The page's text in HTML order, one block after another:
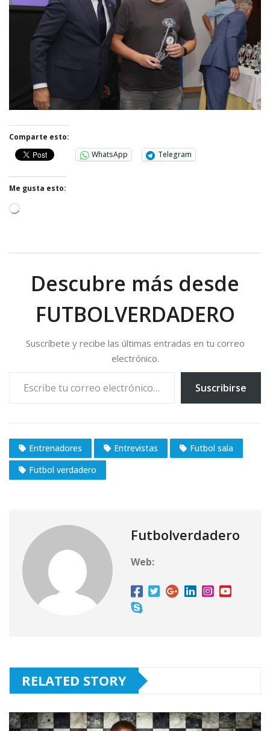
Comparte esto:
WhatsApp
Telegram
Me gusta esto:
C
Descubre más desde
FUTBOLVERDADERO
Suscríbete y recibe las últimas entradas en tu correo
electrónico.
Suscribirse
Entrenadores Entrevistas
Futbol sala
Futbol verdadero
Futbolverdadero
Web:
RELATED STORY